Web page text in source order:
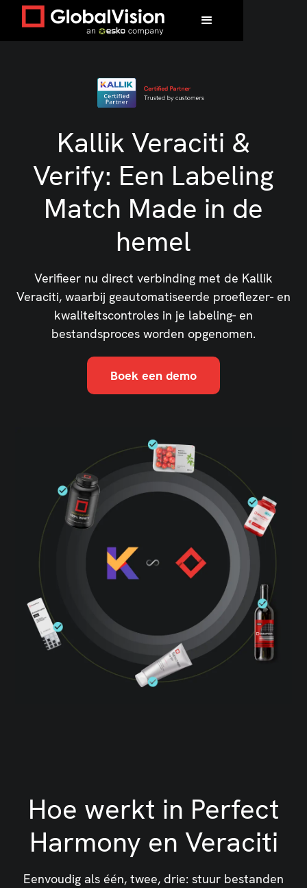
Kallik Veraciti &
Verify: Een Labeling
Match Made in de
hemel
Verifieer nu direct verbinding met de Kallik
Veraciti, waarbij geautomatiseerde proeflezer- en
kwaliteitscontroles in je labeling- en
bestandsproces worden opgenomen.
Boek een demo
Hoe werkt in Perfect
Harmony en Veraciti
Eenvoudig als één, twee, drie: stuur bestanden